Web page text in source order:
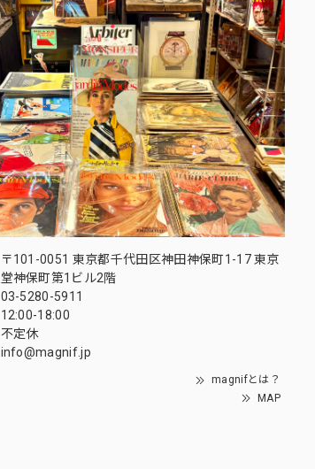
〒101-0051 東京都千代田区神田神保町1-17 東京
堂神保町第1ビル2階
03-5280-5911
12:00-18:00
不定休
info@magnif.jp
magnifとは？
MAP